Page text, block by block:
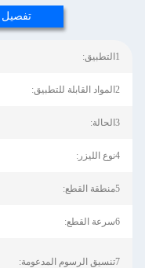
تفصيل
1التطبيق:
2المواد القابلة للتطبيق:
3الحالة:
4نوع الليزر:
5منطقة القطع:
6سرعة القطع:
7تنسيق الرسوم المدعومة: